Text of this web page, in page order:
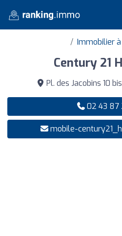
Immobilier
Century 21
Pl. des Jacobins 10
02 43 87
mobile-